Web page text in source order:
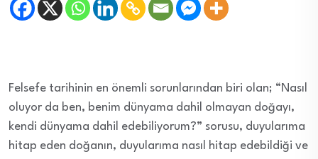
Felsefe tarihinin en önemli sorunlarından biri olan; “Nasıl
oluyor da ben, benim dünyama dahil olmayan doğayı,
kendi dünyama dahil edebiliyorum?” sorusu, duyularıma
hitap eden doğanın, duyularıma nasıl hitap edebildiği ve